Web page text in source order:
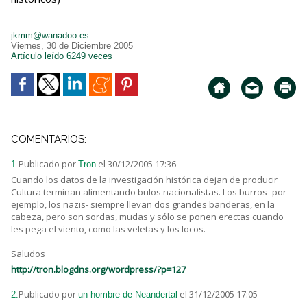
jkmm@wanadoo.es
Viernes, 30 de Diciembre 2005
Artículo leído 6249 veces
COMENTARIOS:
1.Publicado por Tron el 30/12/2005 17:36
Cuando los datos de la investigación histórica dejan de producir
Cultura terminan alimentando bulos nacionalistas. Los burros -por
ejemplo, los nazis- siempre llevan dos grandes banderas, en la
cabeza, pero son sordas, mudas y sólo se ponen erectas cuando
les pega el viento, como las veletas y los locos.
Saludos
http://tron.blogdns.org/wordpress/?p=127
2.Publicado por un hombre de Neandertal el 31/12/2005 17:05